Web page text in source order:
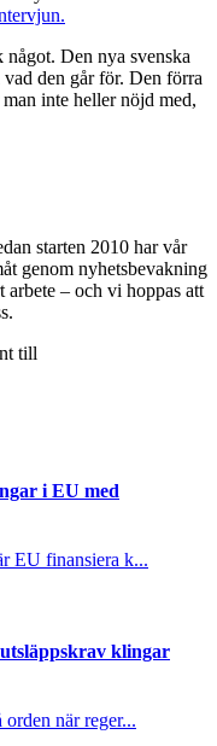
Den nya svenska
vad den går för. Den förra
inte heller nöjd med,
starten 2010 har vår
genom nyhetsbevakning
– och vi hoppas att
till
i EU med
EU finansiera k...
klingar
när reger...